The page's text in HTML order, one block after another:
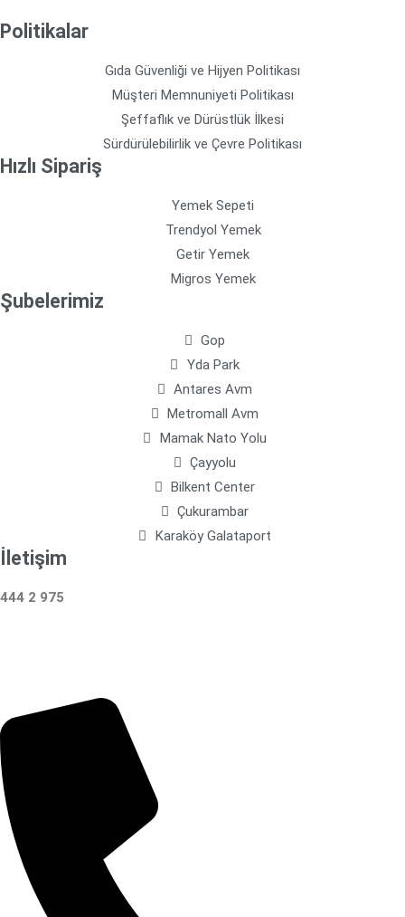
Politikalar
Gıda Güvenliği ve Hijyen Politikası
Müşteri Memnuniyeti Politikası
Şeffaflık ve Dürüstlük İlkesi
Sürdürülebilirlik ve Çevre Politikası
Hızlı Sipariş
Yemek Sepeti
Trendyol Yemek
Getir Yemek
Migros Yemek
Şubelerimiz
Gop
Yda Park
Antares Avm
Metromall Avm
Mamak Nato Yolu
Çayyolu
Bilkent Center
Çukurambar
Karaköy Galataport
İletişim
444 2 975